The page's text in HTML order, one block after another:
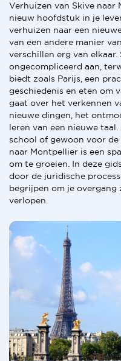
Verhuizen van Skive naar
nieuw hoofdstuk in je
verhuizen naar een
van een andere manier
verschillen erg van
ongecompliceerd aan,
biedt zoals Parijs, een
geschiedenis en eten om
gaat over het verkennen
nieuwe dingen, het
leren van een nieuwe
school of gewoon voor
naar Montpellier is een
om te groeien. In deze
door de juridische
begrijpen om je overgang
verlopen.